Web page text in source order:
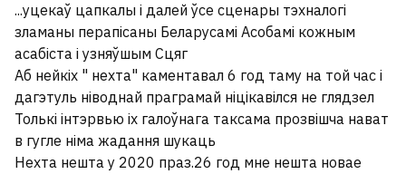
...уцекаў цапкалы і далей ўсе сценары тэхналогі
зламаны перапісаны Беларусамі Асобамі кожным
асабіста і узняўшым Сцяг
Аб нейкіх " нехта" каментавал 6 год таму на той час і
дагэтуль ніводнай праграмай ніцікавілся не глядзел
Толькі інтэрвью іх галоўнага таксама прозвішча нават
в гугле німа жадання шукаць
Нехта нешта у 2020 праз.26 год мне нешта новае